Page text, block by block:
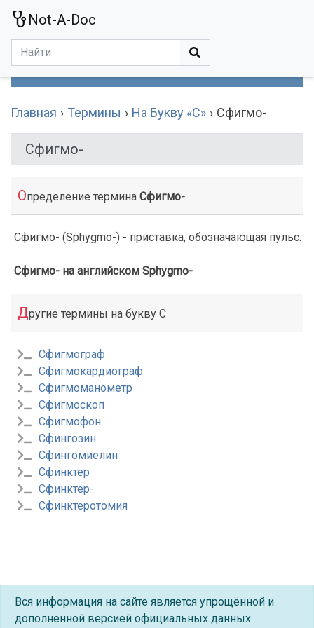
Not-A-Doc
Главная Термины На Букву «С» Сфигмо-
Сфигмо-
Определение термина Сфигмо-
Сфигмо- (Sphygmo-) - приставка, обозначающая пульс.
Сфигмо- на английском Sphygmo-
Другие термины на букву С
Сфигмограф
Сфигмокардиограф
Сфигмоманометр
Сфигмоскоп
Сфигмофон
Сфингозин
Сфингомиелин
Сфинктер
Сфинктер-
Сфинктеротомия
Вся информация на сайте является упрощённой и
дополненной версией официальных данных